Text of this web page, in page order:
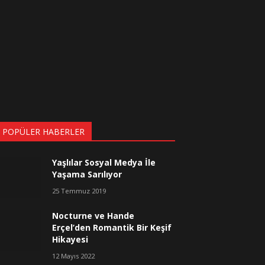
POPÜLER HABERLER
Yaşlılar Sosyal Medya İle
Yaşama Sarılıyor
25 Temmuz 2019
Nocturne ve Hande
Erçel’den Romantik Bir Keşif
Hikayesi
12 Mayıs 2022